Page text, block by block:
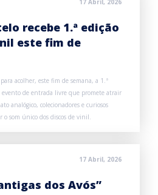
17 Abril, 2026
recebe 1.ª edição
este fim de
acolher, este fim de semana, a 1.ª
de entrada livre que promete atrair
analógico, colecionadores e curiosos
o som único dos discos de vinil.
17 Abril, 2026
dos Avós”